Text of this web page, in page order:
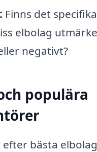
Finns det
elbolag
negativt?
populära
bästa